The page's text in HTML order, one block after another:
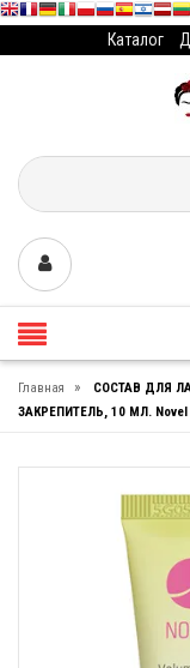
Каталог
Главная »
СОСТАВ ДЛЯ
ЗАКРЕПИТЕЛЬ, 10 МЛ.